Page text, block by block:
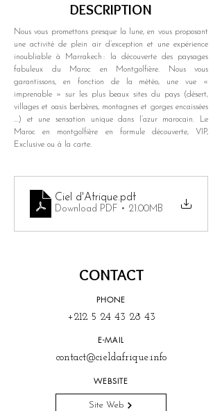
DESCRIPTION
Nous vous promettons presque la lune, en vous proposant
une activité de plein air d’exception et une expérience
inoubliable à Marrakech : la découverte des paysages
fabuleux du Maroc en Montgolfière. Nous vous
garantissons, en fonction de la météo, une vue «
imprenable » sur les plus beaux sites du pays (désert,
villages et oasis berbères, montagnes et gorges encaissées
…) et une sensation unique dans l’azur marocain. Le
Maroc en montgolfière en formule découverte, VIP,
Exclusive ou à la carte.
Ciel d'Afrique.pdf
Download PDF • 21.00MB
PHONE
+212 5 24 43 28 43
E-MAIL
contact@cieldafrique.info
WEBSITE
Site Web
CONTACT